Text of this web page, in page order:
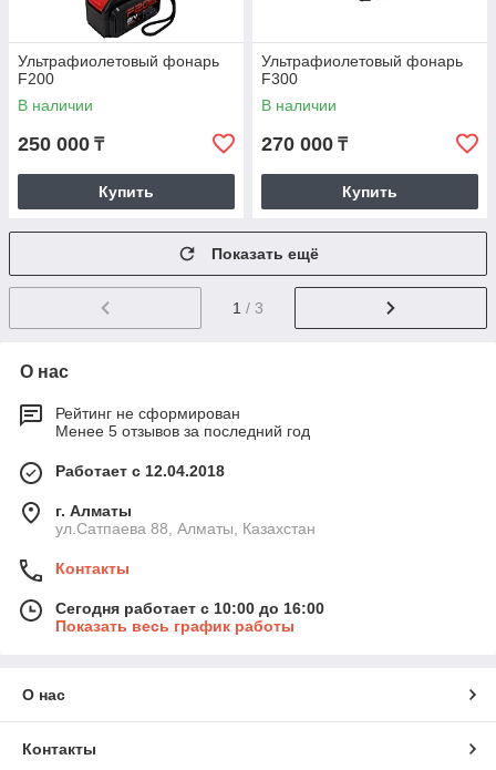
Ультрафиолетовый фонарь
F200
В наличии
250 000 ₸
Купить
Ультрафиолетовый фонарь
F300
В наличии
270 000 ₸
Купить
Показать ещё
1 / 3
О нас
Рейтинг не сформирован
Менее 5 отзывов за последний год
Работает с 12.04.2018
г. Алматы
ул.Сатпаева 88, Алматы, Казахстан
Контакты
Сегодня работает с 10:00 до 16:00
Показать весь график работы
О нас
Контакты